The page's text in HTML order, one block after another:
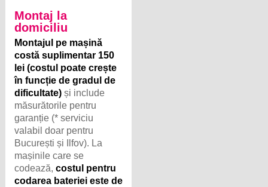
Montaj la
domiciliu
Montajul pe mașină
costă suplimentar 150
lei (costul poate crește
în funcție de gradul de
dificultate) și include
măsurătorile pentru
garanție (* serviciu
valabil doar pentru
București și Ilfov). La
mașinile care se
codează,costul pentru
codarea bateriei este de